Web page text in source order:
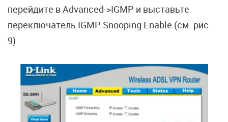
перейдите в Advanced->IGMP и выставьте
переключатель IGMP Snooping Enable (см. рис.
9)